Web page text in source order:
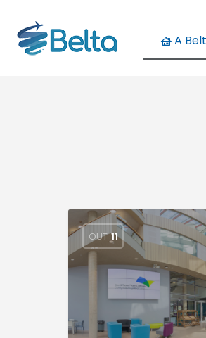
A
OUT 11